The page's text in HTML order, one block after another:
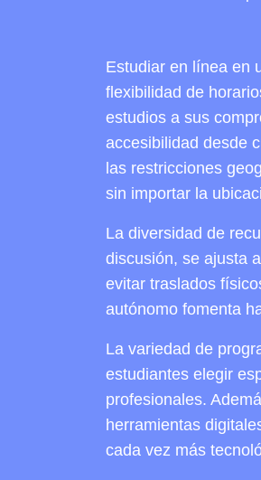
Estudiar en línea en
flexibilidad de
estudios a sus
accesibilidad desde
las restricciones
sin importar la
La diversidad de
discusión, se ajusta
evitar traslados
autónomo fomenta
La variedad de
estudiantes elegir
profesionales.
herramientas
cada vez más